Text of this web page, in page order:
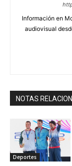
Información en
audiovisual
NOTAS
Deportes